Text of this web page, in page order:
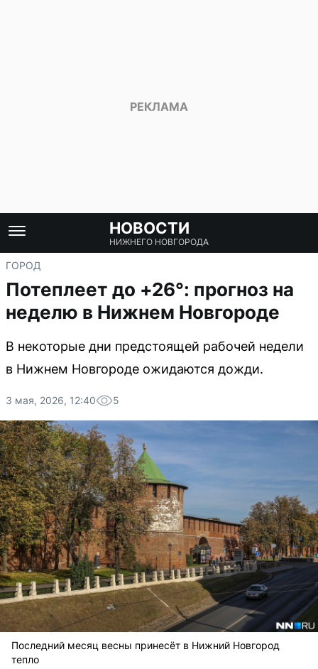
НОВОСТИ
НИЖНЕГО НОВГОРОДА
ГОРОД
Потеплеет до +26°: прогноз на
неделю в Нижнем Новгороде
В некоторые дни предстоящей рабочей недели
в Нижнем Новгороде ожидаются дожди.
3 мая, 2026, 12:40 5
Последний месяц весны принесёт в Нижний Новгород
тепло